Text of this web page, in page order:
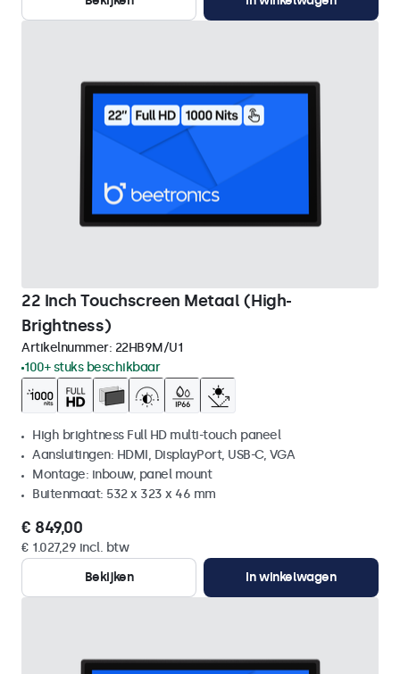
22 Inch Touchscreen Metaal (High-
Brightness)
Artikelnummer: 22HB9M/U1
100+ stuks beschikbaar
High brightness Full HD multi-touch paneel
Aansluitingen: HDMI, DisplayPort, USB-C, VGA
Montage: inbouw, panel mount
Buitenmaat: 532 x 323 x 46 mm
€ 849,00
€ 1.027,29 incl. btw
Bekijken
In winkelwagen